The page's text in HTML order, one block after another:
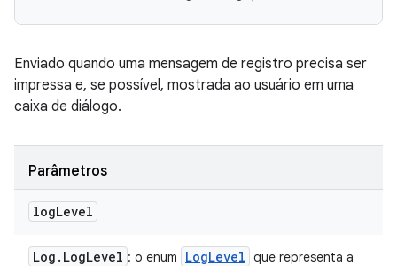
Enviado quando uma mensagem de registro precisa ser
impressa e, se possível, mostrada ao usuário em uma
caixa de diálogo.
Parâmetros
logLevel
Log . LogLevel : o enum LogLevel que representa a